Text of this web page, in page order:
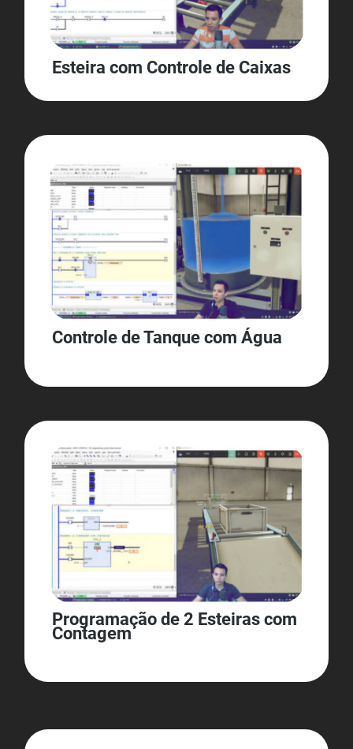
Esteira com Controle de Caixas
Controle de Tanque com Água
Programação de 2 Esteiras com
Contagem